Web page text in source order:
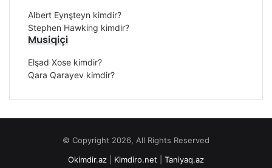
Albert Eynşteyn kimdir?
Stephen Hawking kimdir?
Musiqiçi
Elşad Xose kimdir?
Qara Qarayev kimdir?
© Copyright 2026, All Rights Reserved
Okimdir.az
Kimdiro.net Taniyaq.az